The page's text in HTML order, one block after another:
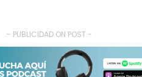
- PUBLICIDAD ON POST -